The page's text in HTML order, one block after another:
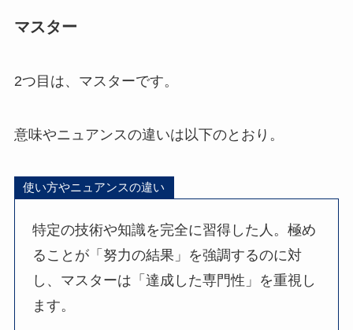
マスター
2つ目は、マスターです。
意味やニュアンスの違いは以下のとおり。
使い方やニュアンスの違い
特定の技術や知識を完全に習得した人。極め
ることが「努力の結果」を強調するのに対
し、マスターは「達成した専門性」を重視し
ます。